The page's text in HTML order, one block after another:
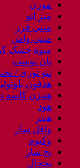
موزن
میز اتو
مینی فرز
مینی واش
میوه خشک
نان توست
ننو توری /
هدفون
همزن کاسه
هود
هیتر
وافل ساز
وکیوم
یخ ساز
یخچال